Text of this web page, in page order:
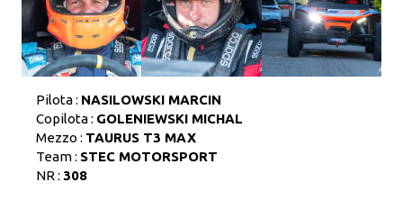
Pilota : NASILOWSKI MARCIN
Copilota : GOLENIEWSKI MICHAL
Mezzo : TAURUS T3 MAX
Team : STEC MOTORSPORT
NR : 308